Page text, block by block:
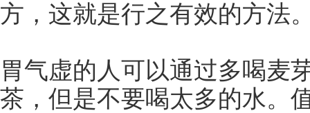
方，这就是行之有效的方法
胃气虚的人可以通过多喝麦
茶，但是不要喝太多的水。